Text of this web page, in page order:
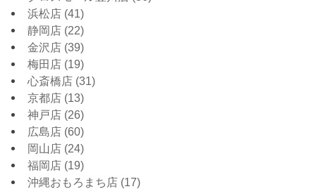
浜松店 (41)
静岡店 (22)
金沢店 (39)
梅田店 (19)
心斎橋店 (31)
京都店 (13)
神戸店 (26)
広島店 (60)
岡山店 (24)
福岡店 (19)
沖縄おもろまち店 (17)